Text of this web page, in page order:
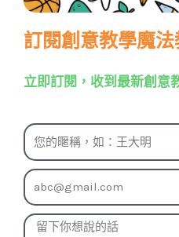
訂閱創意教學魔
立即訂閱，收到最新創意